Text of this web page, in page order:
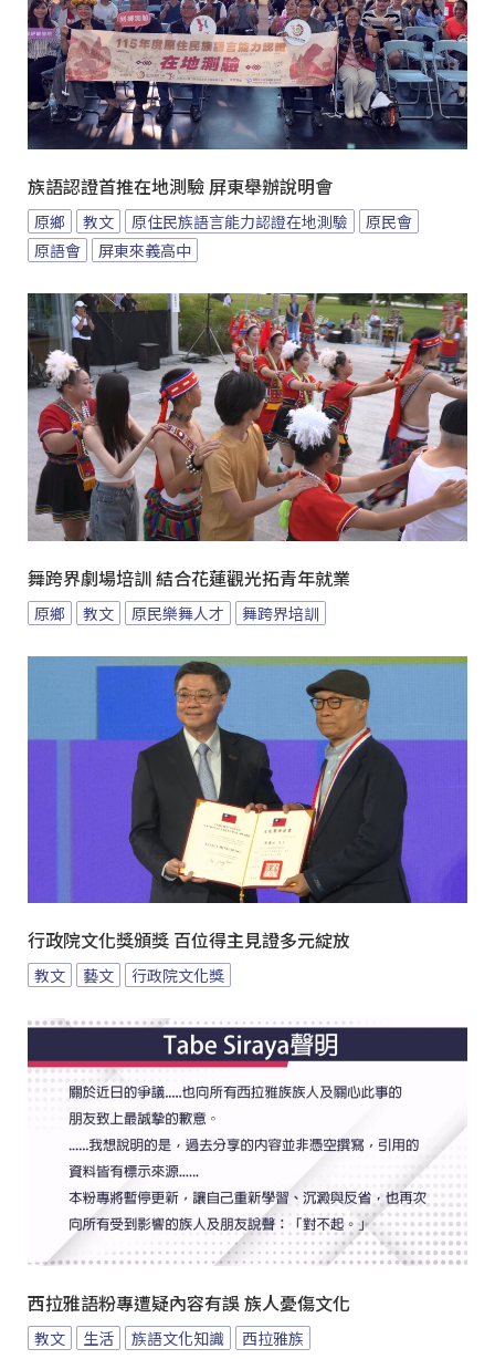
族語認證首推在地測驗 屏東舉辦說明會
原鄉 教文 原住民族語言能力認證在地測驗
原民會
原語會
屏東來義高中
舞跨界劇場培訓 結合花蓮觀光拓青年就業
原鄉 教文 原民樂舞人才 舞跨界培訓
行政院文化獎頒獎 百位得主見證多元綻放
教文 藝文 行政院文化獎
西拉雅語粉專遭疑內容有誤 族人憂傷文化
教文 生活 族語文化知識 西拉雅族